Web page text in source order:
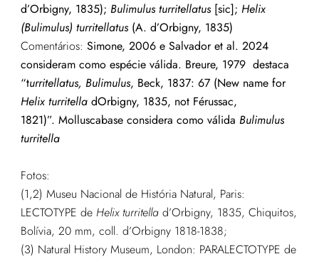
d’Orbigny, 1835); Bulimulus turritellatus[sic]; Helix
(Bulimulus) turritellatus(A. d’Orbigny, 1835)
Comentários: Simone, 2006 e Salvador et al. 2024
consideram como espécie válida. Breure, 1979 destaca
“turritellatus, Bulimulus, Beck, 1837: 67 (New name for
Helix turritella dOrbigny, 1835, not Férussac,
1821)”. Molluscabase considera como válida Bulimulus
turritella
Fotos:
(1,2) Museu Nacional de História Natural, Paris:
LECTOTYPE de Helix turritellad’Orbigny, 1835, Chiquitos,
Bolívia, 20 mm, coll. d’Orbigny 1818-1838;
(3) Natural History Museum, London: PARALECTOTYPE de